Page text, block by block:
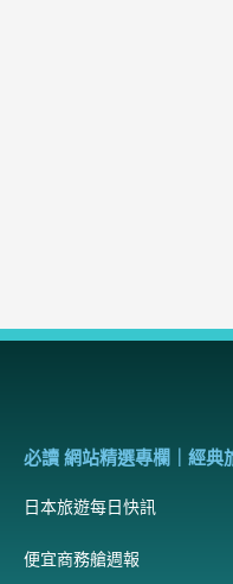
必讀 網站精選專欄｜經典
日本旅遊每日快訊
便宜商務艙週報